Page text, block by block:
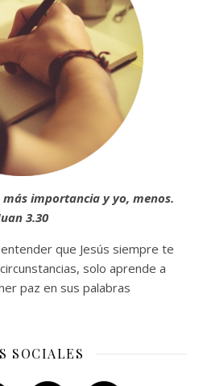
más importancia y yo, menos.
3.30
que Jesús siempre te
solo aprende a
paz en sus palabras
SOCIALES